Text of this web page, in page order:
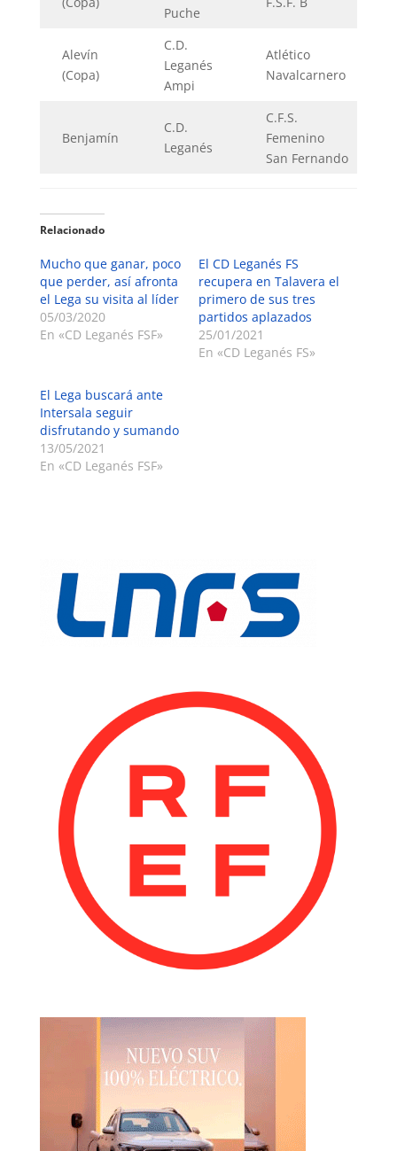
Puche
Alevín
(Copa)
C.D.
Leganés
Ampi
Atlético
Navalcarnero
Benjamín
C.D.
Leganés
C.F.S.
Femenino
San Fernando
Relacionado
Mucho que ganar, poco
que perder, así afronta
el Lega su visita al líder
05/03/2020
En «CD Leganés FSF»
El CD Leganés FS
recupera en Talavera el
primero de sus tres
partidos aplazados
25/01/2021
En «CD Leganés FS»
El Lega buscará ante
Intersala seguir
disfrutando y sumando
13/05/2021
En «CD Leganés FSF»